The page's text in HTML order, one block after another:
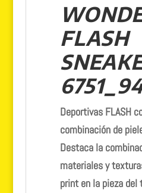
FLASH
Deportivas FLASH
combinación de
Destaca la
materiales y
print en la pieza del